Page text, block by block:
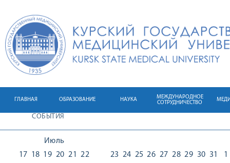
ГЛАВНАЯ ОБРАЗОВАНИЕ НАУКА
МЕЖДУНАРОДНОЕ
СОТРУДНИЧЕСТВО
СОБЫТИЯ
Июль
17 18 19 20 21
22
23 24 25 26 27 28 29 30 31
1